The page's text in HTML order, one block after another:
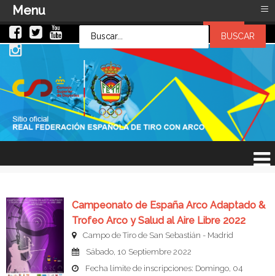
Campeonato de España Arco Adaptado &
Trofeo Arco y Salud al Aire Libre 2022
Campo de Tiro de San Sebastián - Madrid
Sábado, 10 Septiembre 2022
Fecha límite de inscripciones: Domingo, 04
LOG INOR
Contraseña
Recuérdeme
Menu ≡